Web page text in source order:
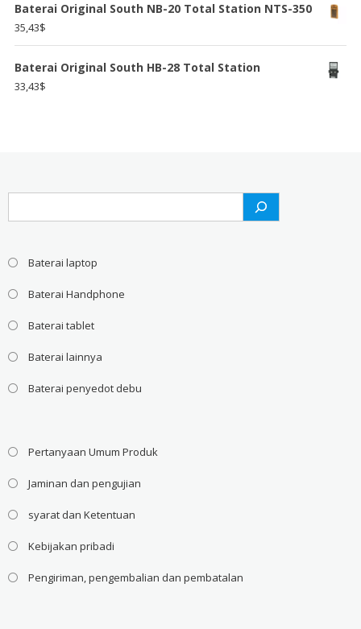
Baterai Original South NB-20 Total Station NTS-350
35,43$
Baterai Original South HB-28 Total Station
33,43$
Baterai laptop
Baterai Handphone
Baterai tablet
Baterai lainnya
Baterai penyedot debu
Pertanyaan Umum Produk
Jaminan dan pengujian
syarat dan Ketentuan
Kebijakan pribadi
Pengiriman, pengembalian dan pembatalan